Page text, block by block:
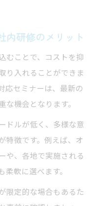
内研修のメリット
むことで、コストを抑
り入れることができま
応セミナーは、最新の
な機会となります。
ドルが低く、多様な意
特徴です。例えば、オ
や、各地で実施される
軟に選べます。
限定的な場合もあるた